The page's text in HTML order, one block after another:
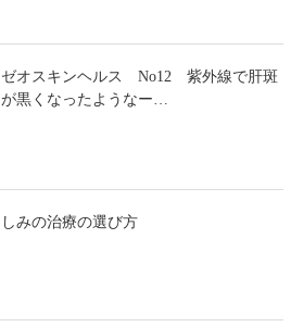
ゼオスキンヘルス No12 紫外線で肝斑
が黒くなったようなー…
しみの治療の選び方